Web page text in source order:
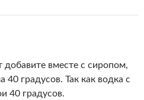
вместе с сиропом,
40 градусов. Так как водка с
40 градусов.